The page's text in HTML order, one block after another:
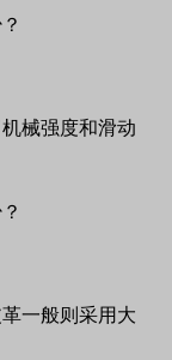
械强度和滑动
一般则采用大